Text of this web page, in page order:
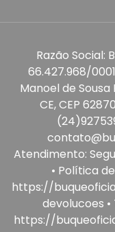
Razão Social:
66.427.968/
Manoel de Sousa
CE, CEP
Atendimento:
• Política
https://
devolucoes •
https://